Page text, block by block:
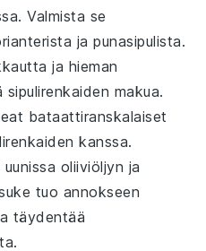
Valmista se
japunasipulista.
ja hieman
sipulirenkaiden makua.
bataattiranskalaiset
kanssa.
uunissa oliiviöljyn ja
tuo annokseen
täydentää